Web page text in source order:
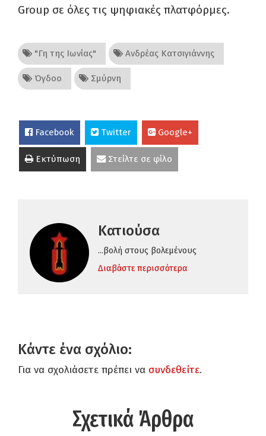
Group σε όλες τις ψηφιακές πλατφόρμες.
"Γη της Ιωνίας" Ανδρέας Κατσιγιάννης
Όγδοο Σμύρνη
Facebook Twitter Google+
Εκτύπωση Στείλτε σε φίλο
Κατιούσα
...βολή στους βολεμένους
Διαβάστε περισσότερα
Κάντε ένα σχόλιο:
Για να σχολιάσετε πρέπει να συνδεθείτε.
Σχετικά Άρθρα